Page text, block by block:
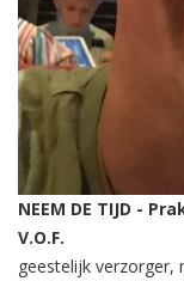
NEEM DE TIJD -
V.O.F.
geestelijk verzorger,